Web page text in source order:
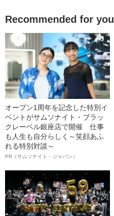
Recommended for you
オープン1周年を記念した特別イ
ベントがサムソナイト・ブラッ
クレーベル銀座店で開催 仕事
も人生も自分らしく～笑顔あふ
れる特別対談～
PR（サムソナイト・ジャパン）